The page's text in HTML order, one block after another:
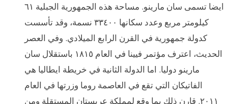
ايضا تسمى سان مارينو. مساحة هذه الجمهورية الجبلية ٦١
كيلومتر مربع وعدد سكانها ٣٣٤٠٠ نسمة، وقد تأسست
كدولة جمهورية في القرن الرابع الميلادي. وفي العصر
الحديث، اعترف مؤتمر فيينا في العام ١٨١٥ باستقلال سان
مارينو دوليا. اما الدولة الثانية في خريطة ايطاليا هي
الفاتيكان التي تقع في العاصمة روما وزرتها في العام
٢٠١١. قارن ذلك بما وقع لمملكة عربستان المستقلة ومن